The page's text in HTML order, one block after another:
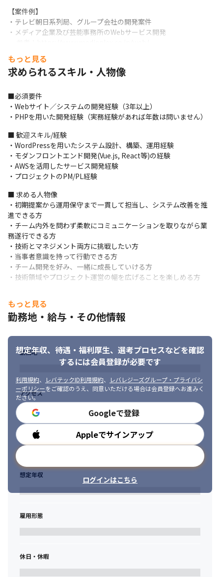
【案件例】
・テレビ朝日系列局、グループ会社の開発案件
・メディア企業及び芸能事務所のWebサービス開発
参考：https://www.mediaplex.co.jp/cms/
もっと見る
求められるスキル・人物像
■必須要件
・Webサイト／システムの開発経験（3年以上）
・PHPを用いた開発経験（実務経験があれば年数は問いません）
■ 歓迎スキル/経験
・WordPressを用いたシステム設計、構築、運用経験
・モダンフロントエンド開発(Vue.js, React等)の経験
・AWSを活用したサービス開発経験
・プロジェクトのPM/PL経験
■ 求める人物像
・初期提案から運用保守まで一貫して担当し、システム改善を推
進できる方
・チーム内外を問わず柔軟にコミュニケーションを取りながら業
務遂行できる方
・技術とマネジメント両方に挑戦したい方
・当事者意識を持って行動できる方
・チーム開発を好み、一緒に成長していける方
・技術領域やプロジェクト運営の幅を広げることを楽しめる方
もっと見る
勤務地・給与・その他情報
想定年収、待遇・福利厚生、 選考プロセスなどを確認
するには会員登録が必要です
利用規約、 レバテックID利用規約、
レバレジーズグループ・プライバシ
ーポリシーをご確認のうえ、同意いただける場合は会員登録へお進みく
ださい。
Googleで登録
Appleでサインアップ
ログインはこちら
勤務地
アクセス
勤務時間
想定年収
雇用形態
休日・休暇